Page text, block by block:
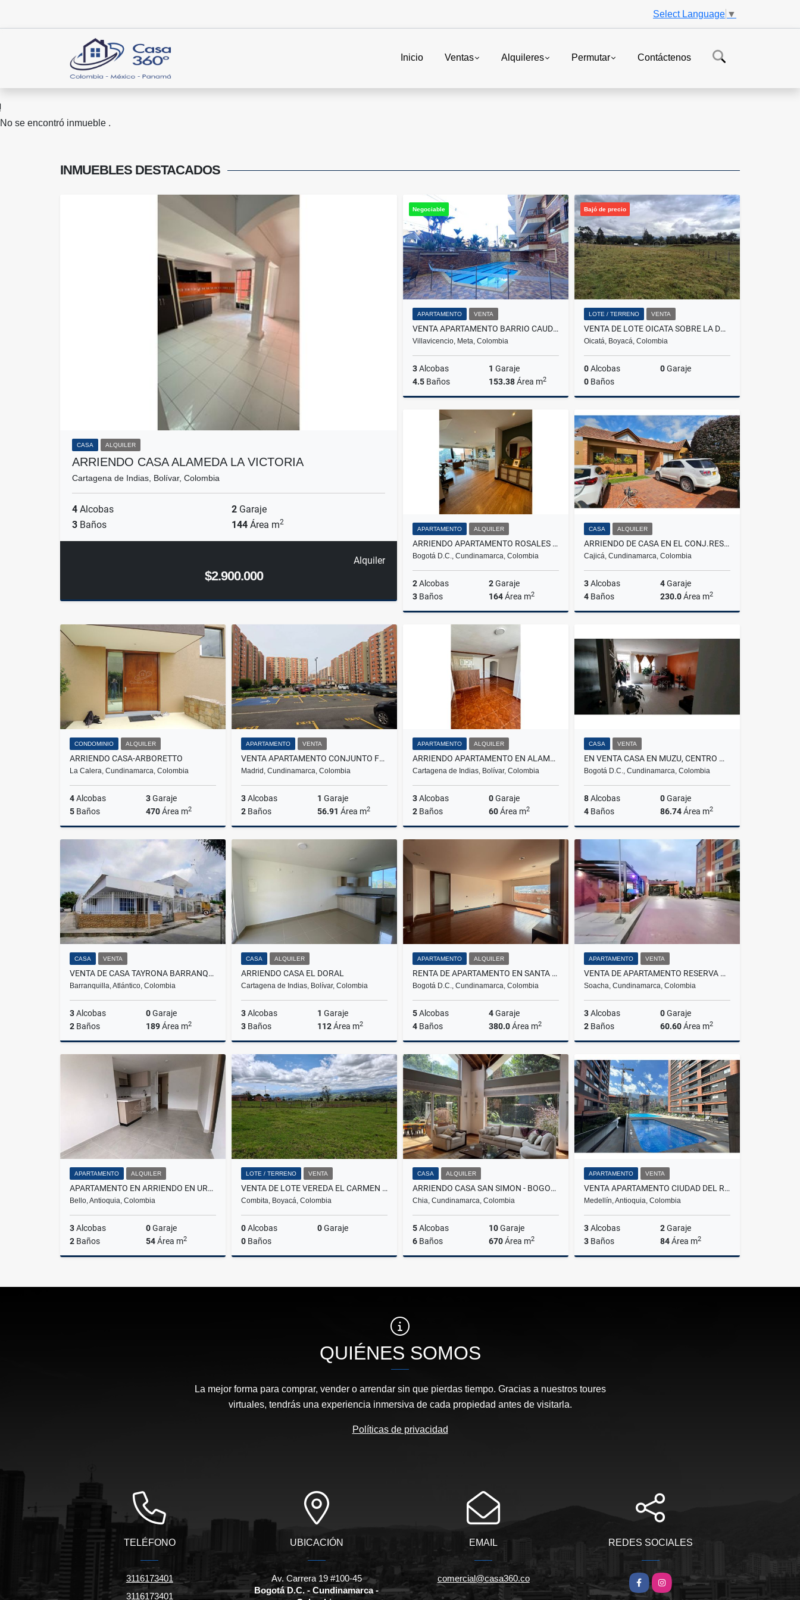
Select Language ▼
Inicio Ventas Alquileres Permutar Contáctenos
No se encontró inmueble .
INMUEBLES DESTACADOS
CASA ALQUILER
ARRIENDO CASA ALAMEDA LA VICTORIA
Cartagena de Indias, Bolívar, Colombia
4 Alcobas 2 Garaje
3 Baños 144 Área m2
Alquiler
$2.900.000
Negociable
APARTAMENTO VENTA
VENTA APARTAMENTO BARRIO CAUDAL VILLAVICENCIO
Villavicencio, Meta, Colombia
3Alcobas 1 Garaje
4.5 Baños 153.38Área m2
$680.000.000
Bajó de precio
LOTE / TERRENO VENTA
VENTA DE LOTE OICATA SOBRE LA DOBLE CALZADA PAIPA-TUNJA
Oicatá, Boyacá, Colombia
0Alcobas 0Garaje
0 Baños
Venta
$290.000.000
APARTAMENTO ALQUILER
ARRIENDO APARTAMENTO ROSALES BOGOTA
Bogotá D.C., Cundinamarca, Colombia
2Alcobas 2Garaje
3 Baños 164Área m2
CASA ALQUILER
ARRIENDO DE CASA EN EL CONJ.RES.CANELON RESERVADO, CAJICA
Cajicá, Cundinamarca, Colombia
3Alcobas 4Garaje
4 Baños 230.0Área m2
$8.500.000 $8.500.000
CONDOMINIO ALQUILER
ARRIENDO CASA-ARBORETTO
La Calera, Cundinamarca, Colombia
4Alcobas 3Garaje
5 Baños 470Área m2
Alquiler
$11.855.200
APARTAMENTO VENTA
VENTA APARTAMENTO CONJUNTO FONTANA-MADRID,
Madrid, Cundinamarca, Colombia
3Alcobas 1 Garaje
2 Baños 56.91 Área m2
APARTAMENTO ALQUILER
ARRIENDO APARTAMENTO EN ALAMEDA LA VICTORIA
Cartagena de Indias, Bolívar, Colombia
3Alcobas 0Garaje
2 Baños 60Área m2
CASA VENTA
EN VENTA CASA EN MUZU, CENTRO MAYOR, BOGOTA
Bogotá D.C., Cundinamarca, Colombia
8Alcobas 0Garaje
4 Baños 86.74Área m2
Venta
CASA VENTA
VENTA DE CASA TAYRONA BARRANQUILLA
Barranquilla, Atlántico, Colombia
3Alcobas 0Garaje
2 Baños 189Área m2
$320.000.000
CASA ALQUILER
ARRIENDO CASA EL DORAL
Cartagena de Indias, Bolívar, Colombia
3Alcobas 1 Garaje
3 Baños 112Área m2
Alquiler
$3.500.000
APARTAMENTO ALQUILER
RENTA DE APARTAMENTO EN SANTA BARBARA
Bogotá D.C., Cundinamarca, Colombia
5Alcobas 4Garaje
4 Baños 380.0Área m2
Venta
$14.000.000
Alquiler
$14.000.000
APARTAMENTO VENTA
VENTA DE APARTAMENTO RESERVA DE TIERRA BLANCA II SOACHA
Soacha, Cundinamarca, Colombia
3Alcobas 0Garaje
2 Baños 60.60Área m2
Venta
$160.000.000
APARTAMENTO ALQUILER
APARTAMENTO EN ARRIENDO EN URBANIZACIÓN SENDERO SILVESTRE
Bello, Antioquia, Colombia
3Alcobas 0Garaje
2 Baños 54Área m2
$1.700.000
LOTE / TERRENO VENTA
VENTA DE LOTE VEREDA EL CARMEN COMBITA BOYACA
Combita, Boyacá, Colombia
0Alcobas 0Garaje
0 Baños
$155.000.000
CASA ALQUILER
ARRIENDO CASA SAN SIMON - BOGOTA
Chia, Cundinamarca, Colombia
5Alcobas 10Garaje
6 Baños 670Área m2
$18.000.000
APARTAMENTO VENTA
VENTA APARTAMENTO CIUDAD DEL RIO
Medellín, Antioquia, Colombia
3Alcobas 2Garaje
3 Baños 84Área m2
$920.000.000
QUIÉNES SOMOS
La mejor forma para comprar, vender o arrendar sin que pierdas tiempo. Gracias a nuestros toures
virtuales, tendrás una experiencia inmersiva de cada propiedad antes de visitarla.
Políticas de privacidad
TELÉFONO
3116173401
3116173401
UBICACIÓN
Av. Carrera 19 #100-45
Bogotá D.C. - Cundinamarca -
EMAIL
comercial@casa360.co
REDES SOCIALES
FacebookInstagram